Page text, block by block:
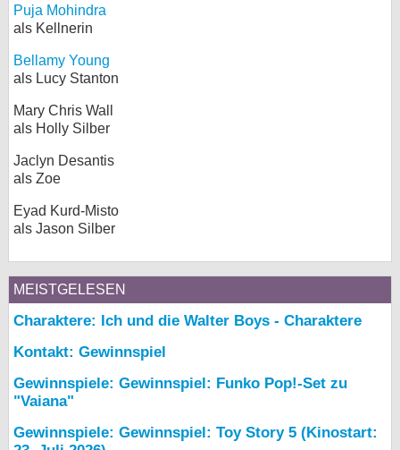
Puja Mohindra
als Kellnerin
Bellamy Young
als Lucy Stanton
Mary Chris Wall
als Holly Silber
Jaclyn Desantis
als Zoe
Eyad Kurd-Misto
als Jason Silber
MEISTGELESEN
Charaktere: Ich und die Walter Boys - Charaktere
Kontakt: Gewinnspiel
Gewinnspiele: Gewinnspiel: Funko Pop!-Set zu
"Vaiana"
Gewinnspiele: Gewinnspiel: Toy Story 5 (Kinostart: